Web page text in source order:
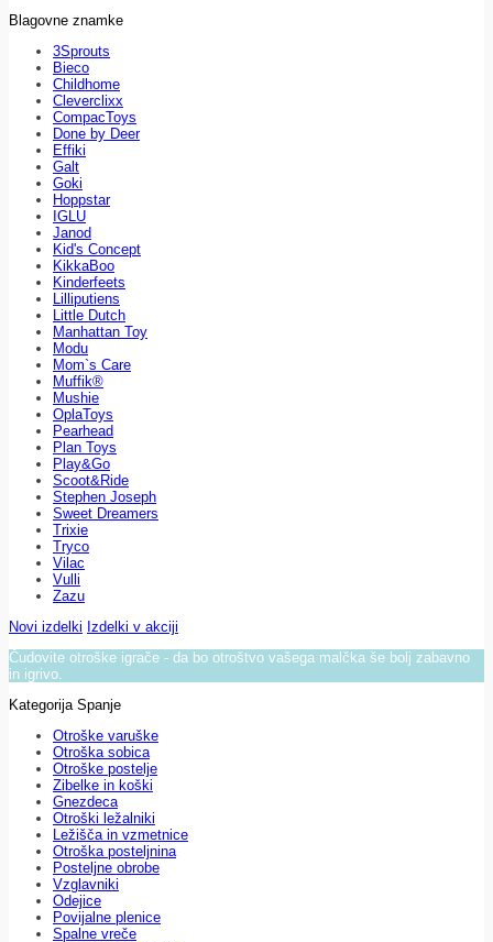
Blagovne znamke
3Sprouts
Bieco
Childhome
Cleverclixx
CompacToys
Done by Deer
Effiki
Galt
Goki
Hoppstar
IGLU
Janod
Kid's Concept
KikkaBoo
Kinderfeets
Lilliputiens
Little Dutch
Manhattan Toy
Modu
Mom`s Care
Muffik®
Mushie
OplaToys
Pearhead
Plan Toys
Play&Go
Scoot&Ride
Stephen Joseph
Sweet Dreamers
Trixie
Tryco
Vilac
Vulli
Zazu
Novi izdelki Izdelki v akciji
Čudovite otroške igrače - da bo otroštvo vašega malčka še bolj zabavno
in igrivo.
Kategorija Spanje
Otroške varuške
Otroška sobica
Otroške postelje
Zibelke in koški
Gnezdeca
Otroški ležalniki
Ležišča in vzmetnice
Otroška posteljnina
Posteljne obrobe
Vzglavniki
Odejice
Povijalne plenice
Spalne vreče